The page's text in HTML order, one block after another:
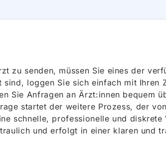
zu senden, müssen Sie eines der
sind, loggen Sie sich einfach mit Ihren
Sie Anfragen an Ärzt:innen bequem
startet der weitere Prozess, der
schnelle, professionelle und
und erfolgt in einer klaren und